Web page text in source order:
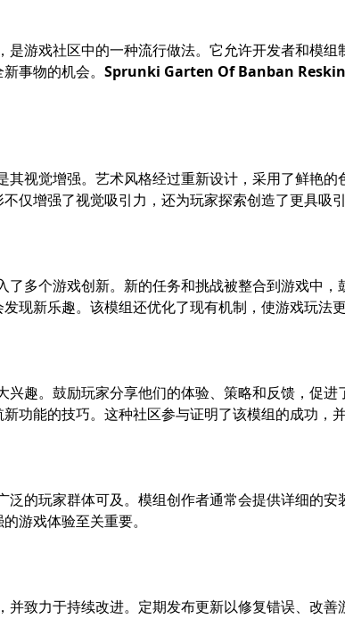
：经典冒险的新视角
奋。这一创新的修改版将原版游戏中深受喜爱的元素
强了视觉吸引力，还融入了新的功能，为游戏玩法注
前，了解原版游戏是很重要的。Sprunki Garten Of
，解决谜题，并与各种角色互动，同时揭开隐藏在
事物的机会。